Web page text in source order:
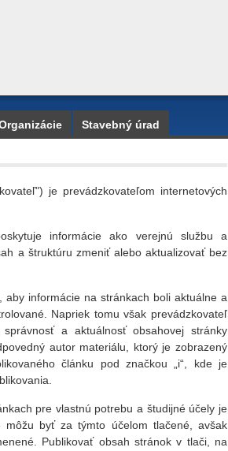
Stavebný úrad
je prevádzkovateľom internetových
informácie ako verejnú službu a
a štruktúru zmeniť alebo aktualizovať bez
aby informácie na stránkach boli aktuálne a
Napriek tomu však prevádzkovateľ
a aktuálnosť obsahovej stránky
autor materiálu, ktorý je zobrazený
článku pod značkou „i“, kde je
pre vlastnú potrebu a študijné účely je
môžu byť za týmto účelom tlačené, avšak
Publikovať obsah stránok v tlači, na